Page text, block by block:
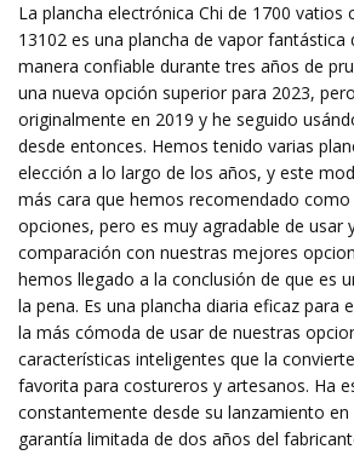
La plancha electrónica Chi de 1700 vatios
13102 es una plancha de vapor fantástica
manera confiable durante tres años de
una nueva opción superior para 2023,
originalmente en 2019 y he seguido
desde entonces. Hemos tenido varias
elección a lo largo de los años, y este
más cara que hemos recomendado
opciones, pero es muy agradable de usar
comparación con nuestras mejores
hemos llegado a la conclusión de que es
la pena. Es una plancha diaria eficaz para
la más cómoda de usar de nuestras
características inteligentes que la
favorita para costureros y artesanos. Ha
constantemente desde su lanzamiento en
garantía limitada de dos años del